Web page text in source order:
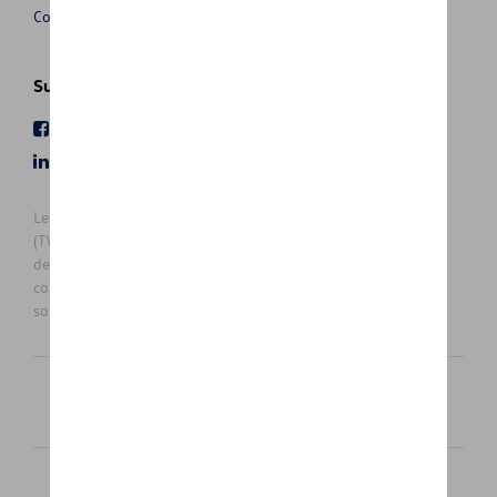
Conditions de vente
Suivez nous
Les prix affichés sur le présent site sont des prix recommandés
(TVAc), hors éventuels frais de montage. Pour connaitre le prix
de vente actuel et les éventuels frais de montage, veuillez
contacter votre concessionnaire/agent. Les prix recommandés
sont sujets à des changements sans préavis.